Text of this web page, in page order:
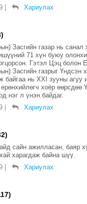
Хариулах
Засгийн газар нь санал
71 хүн буюу
Гэтэл Цэц болон
Засгийн газрыг Үндсэн
байгаа нь XXI зууны агуу
хоёр өөрсдөө
нэг л үнэн байдаг.
Хариулах
сайн ажилласан, баяр
харагдаж байна шүү.
Хариулах